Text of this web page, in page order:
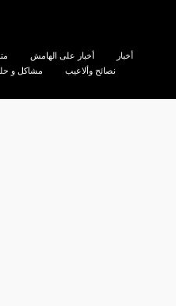
أخبار أخبار على الهامش
نصائح وألاعيب
مشاكل و